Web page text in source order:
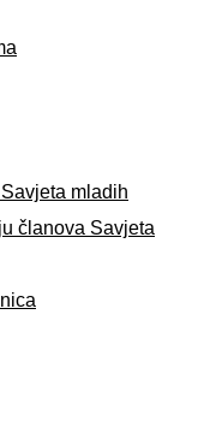
mladih
članova Savjeta